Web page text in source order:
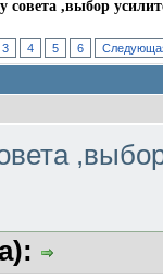
совета ,выбор
3 4 5 6